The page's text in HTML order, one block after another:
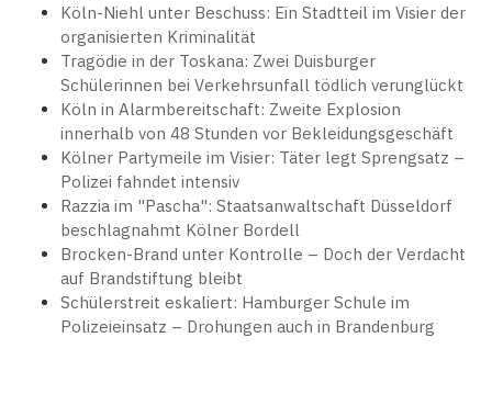
Köln-Niehl unter Beschuss: Ein Stadtteil im Visier der
organisierten Kriminalität
Tragödie in der Toskana: Zwei Duisburger
Schülerinnen bei Verkehrsunfall tödlich verunglückt
Köln in Alarmbereitschaft: Zweite Explosion
innerhalb von 48 Stunden vor Bekleidungsgeschäft
Kölner Partymeile im Visier: Täter legt Sprengsatz –
Polizei fahndet intensiv
Razzia im "Pascha": Staatsanwaltschaft Düsseldorf
beschlagnahmt Kölner Bordell
Brocken-Brand unter Kontrolle – Doch der Verdacht
auf Brandstiftung bleibt
Schülerstreit eskaliert: Hamburger Schule im
Polizeieinsatz – Drohungen auch in Brandenburg